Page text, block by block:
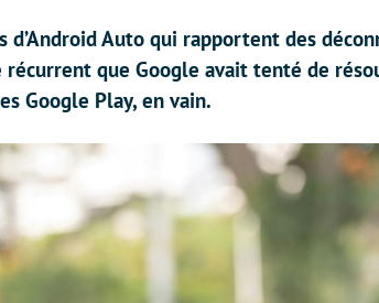
Auto qui rapportent des
que Google avait tenté de
Google Play, en vain.